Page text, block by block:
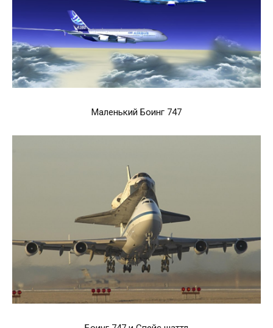
Маленький Боинг 747